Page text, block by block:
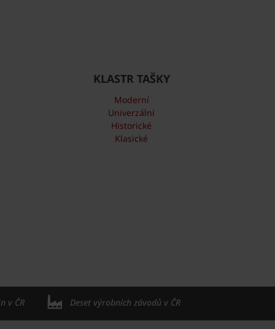
KLASTR TAŠKY
Moderní
Univerzální
Historické
Klasické
v ČR Deset výrobních závodů v ČR